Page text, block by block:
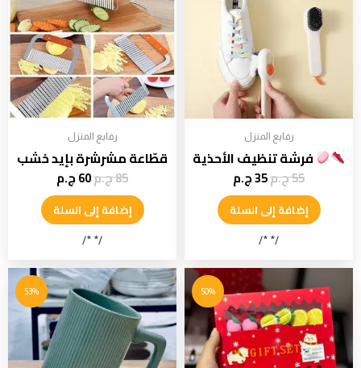
رفايع المنزل
فرشة تنظيف الأحذية
55ج.م35ج.م
إضافة إلى السلة
/* */
رفايع المنزل
قطّاعة مشرشرة بإيد خشب
85ج.م60ج.م
إضافة إلى السلة
/* */
50%
53%